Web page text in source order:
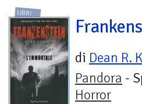
LIBRI
di Dean R.
Pandora -
Horror